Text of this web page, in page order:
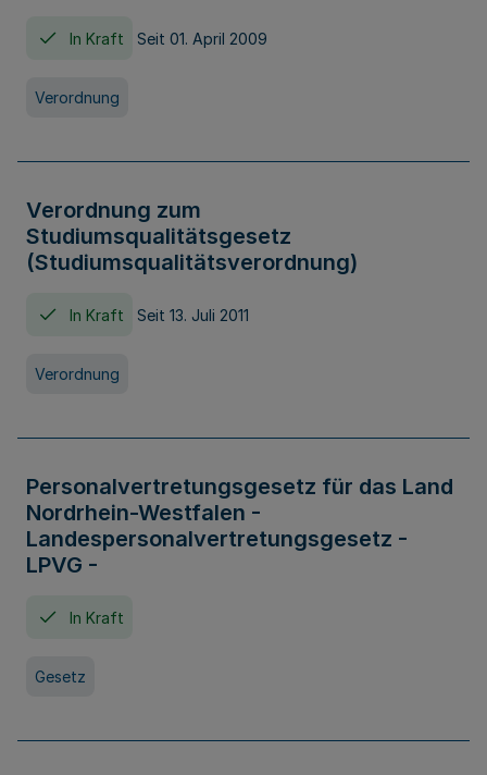
In Kraft Seit 01. April 2009
Verordnung
Verordnung zum
Studiumsqualitätsgesetz
(Studiumsqualitätsverordnung)
In Kraft Seit 13. Juli 2011
Verordnung
Personalvertretungsgesetz für das Land
Nordrhein-Westfalen -
Landespersonalvertretungsgesetz -
LPVG -
In Kraft
Gesetz